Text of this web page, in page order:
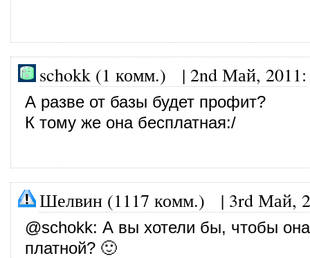
schokk (1 комм.) | 2nd Май, 2011:
А разве от базы будет профит?
К тому же она бесплатная:/
Шелвин (1117 комм.) | 3rd Май,
@schokk: А вы хотели бы, чтобы
платной? 🙂